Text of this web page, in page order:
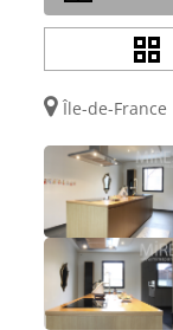
Île-de-France